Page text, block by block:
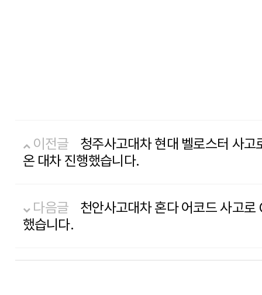
이전글
청주사고대차 현대 벨로스터 사고
온 대차 진행했습니다.
다음글
천안사고대차 혼다 어코드 사고
했습니다.